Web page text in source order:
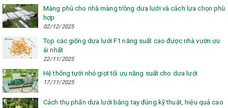
Màng phủ cho nhà màng trồng dưa lưới và cách lựa chọn phù
hợp
02/12/2025
Top các giống dưa lưới F1 năng suất cao được nhà vườn ưu
ái nhất
22/11/2025
Hệ thống tưới nhỏ giọt tối ưu năng suất cho dưa lưới
17/11/2025
Cách thụ phấn dưa lưới bằng tay đúng kỹ thuật, hiệu quả cao